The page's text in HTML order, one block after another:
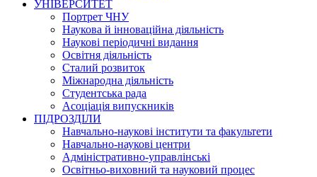
УНІВЕРСИТЕТ
Портрет ЧНУ
Наукова й інноваційна діяльність
Наукові періодичні видання
Освітня діяльність
Сталий розвиток
Міжнародна діяльність
Студентська рада
Асоціація випускників
ПІДРОЗДІЛИ
Навчально-наукові інститути та факультети
Навчально-наукові центри
Адміністративно-управлінські
Освітньо-виховний та науковий процес